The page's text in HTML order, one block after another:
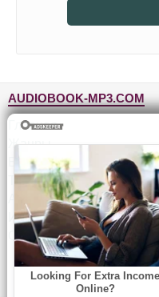
AUDIOBOOK-MP3.COM
Главная
Жанры
Блог
Топ-100
Авторы
Исполнители
Обратная связь